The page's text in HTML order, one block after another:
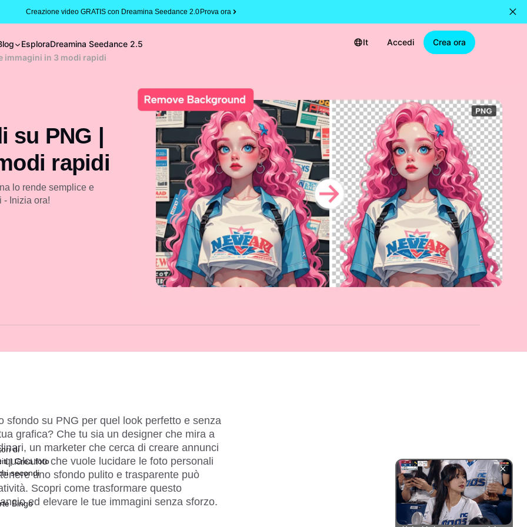
Creazione video GRATIS con Dreamina Seedance 2.0Prova ora
EsploraDreamina Seedance 2.5 It Accedi
Crea ora
immagini in 3 modi rapidi
su PNG |
rapidi
lo rende semplice e
- Inizia ora!
sfondo su PNG per quel look perfetto e senza
grafica? Che tu sia un designer che mira a
un marketer che cerca di creare annunci
qualcuno che vuole lucidare le foto personali
uno sfondo pulito e trasparente può
Scopri come trasformare questo
ed elevare le tue immagini senza sforzo.
di
| Crea foto
secondi
Bingo